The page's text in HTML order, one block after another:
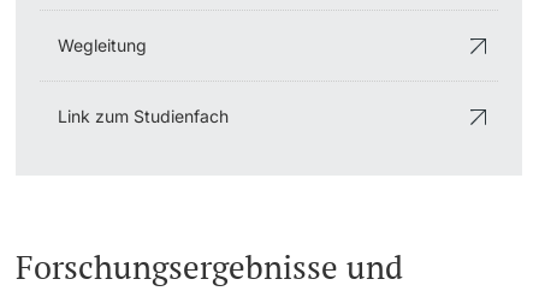
Wegleitung
Link zum Studienfach
Forschungsergebnisse und